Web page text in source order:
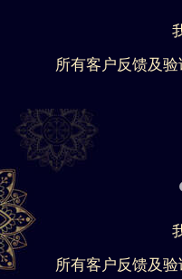
所有客户反馈及
所有客户反馈及